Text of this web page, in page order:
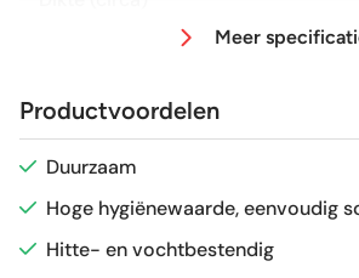
Glans / Mat
Gerectificeerd
Meer
Productvoordelen
Duurzaam
Hoge hygiënewaarde, eenvoudig
Hitte- en vochtbestendig